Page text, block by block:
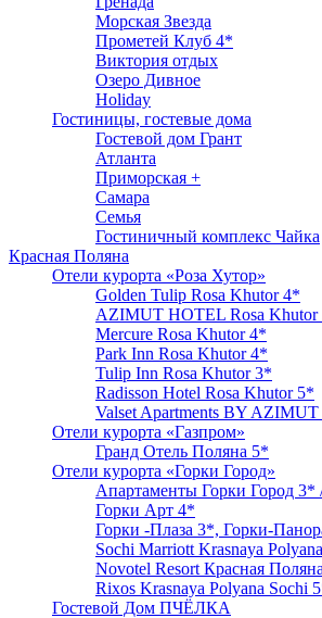
Морская Звезда
Прометей Клуб 4*
Виктория отдых
Озеро Дивное
Holiday
Гостиницы, гостевые дома
Гостевой дом Грант
Атланта
Приморская +
Самара
Семья
Гостиничный комплекс Чайка
Красная Поляна
Отели курорта «Роза Хутор»
Golden Tulip Rosa Khutor 4*
AZIMUT HOTEL Rosa Khutor
Mercure Rosa Khutor 4*
Park Inn Rosa Khutor 4*
Tulip Inn Rosa Khutor 3*
Radisson Hotel Rosa Khutor 5*
Valset Apartments BY AZIMUT
Отели курорта «Газпром»
Гранд Отель Поляна 5*
Отели курорта «Горки Город»
Апартаменты Горки Город 3*
Горки Арт 4*
Горки -Плаза 3*, Горки-
Sochi Marriott Krasnaya
Novotel Resort Красная
Rixos Krasnaya Polyana Sochi
Гостевой Дом ПЧЁЛКА